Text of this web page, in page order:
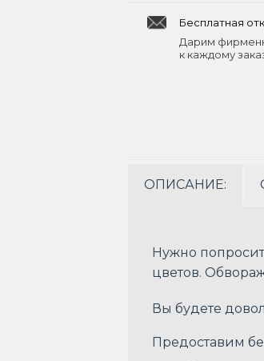
Бесплатная
Дарим
к каждому
ОПИСАНИЕ:
Нужно
цветов.
Вы будете
Предоставим